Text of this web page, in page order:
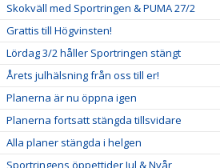
Skokväll med Sportringen & PUMA 27/2
Grattis till Högvinsten!
Lördag 3/2 håller Sportringen stängt
Årets julhälsning från oss till er!
Planerna är nu öppna igen
Planerna fortsatt stängda tillsvidare
Alla planer stängda i helgen
Sportringens öppettider Jul & Nyår